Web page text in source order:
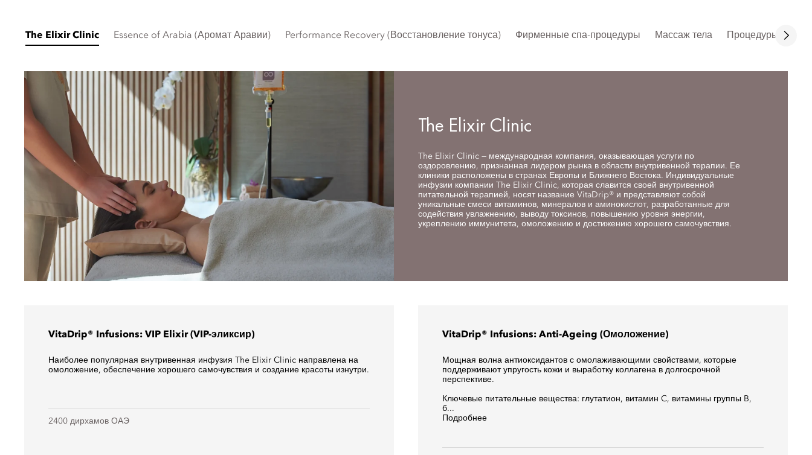
The Elixir Clinic Essence of Arabia (Аромат Аравии) Performance Recovery (Восстановление тонуса) Фирменные спа-процедуры Массаж тела Процедуры для
The Elixir Clinic
The Elixir Clinic — международная компания, оказывающая услуги по
оздоровлению, признанная лидером рынка в области внутривенной терапии. Ее
клиники расположены в странах Европы и Ближнего Востока. Индивидуальные
инфузии компании The Elixir Clinic, которая славится своей внутривенной
питательной терапией, носят название VitaDrip® и представляют собой
уникальные смеси витаминов, минералов и аминокислот, разработанные для
содействия увлажнению, выводу токсинов, повышению уровня энергии,
укреплению иммунитета, омоложению и достижению хорошего самочувствия.
VitaDrip® Infusions: VIP Elixir (VIP-эликсир)
Наиболее популярная внутривенная инфузия The Elixir Clinic направлена на
омоложение, обеспечение хорошего самочувствия и создание красоты изнутри.
2400 дирхамов ОАЭ
VitaDrip® Infusions: Anti-Ageing (Омоложение)
Мощная волна антиоксидантов с омолаживающими свойствами, которые
поддерживают упругость кожи и выработку коллагена в долгосрочной
перспективе.
Ключевые питательные вещества: глутатион, витамин C, витамины группы B,
б...
Подробнее